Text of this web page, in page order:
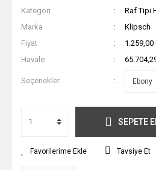
Kategori
Raf Tipi
Marka
Klipsch
Fiyat
1.259,00
Havale
Seçenekler
SEPETE
Tavsiye Et